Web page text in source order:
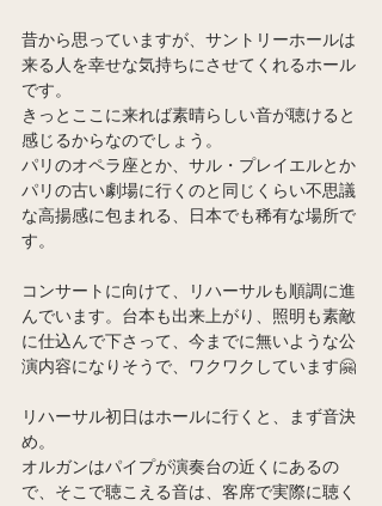
昔から思っていますが、サントリーホールは
来る人を幸せな気持ちにさせてくれるホール
です。
きっとここに来れば素晴らしい音が聴けると
感じるからなのでしょう。
パリのオペラ座とか、サル・プレイエルとか
パリの古い劇場に行くのと同じくらい不思議
な高揚感に包まれる、日本でも稀有な場所で
す。
コンサートに向けて、リハーサルも順調に進
んでいます。台本も出来上がり、照明も素敵
に仕込んで下さって、今までに無いような公
演内容になりそうで、ワクワクしています🤗
リハーサル初日はホールに行くと、まず音決
め。
オルガンはパイプが演奏台の近くにあるの
で、そこで聴こえる音は、客席で実際に聴く